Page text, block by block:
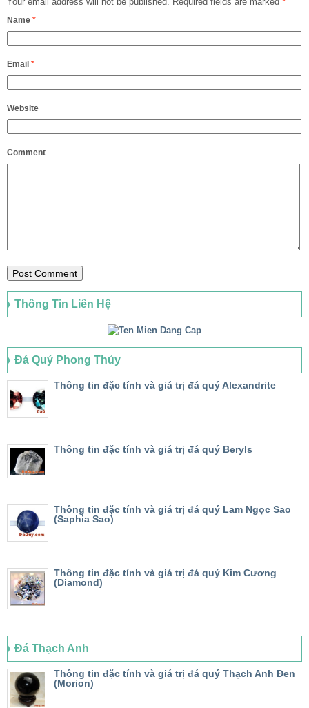
Name *
Email *
Website
Comment
Thông Tin Liên Hệ
Đá Quý Phong Thủy
Thông tin đặc tính và giá trị đá quý Alexandrite
Thông tin đặc tính và giá trị đá quý Beryls
Thông tin đặc tính và giá trị đá quý Lam Ngọc Sao
(Saphia Sao)
Thông tin đặc tính và giá trị đá quý Kim Cương
(Diamond)
Đá Thạch Anh
Thông tin đặc tính và giá trị đá quý Thạch Anh Đen
(Morion)